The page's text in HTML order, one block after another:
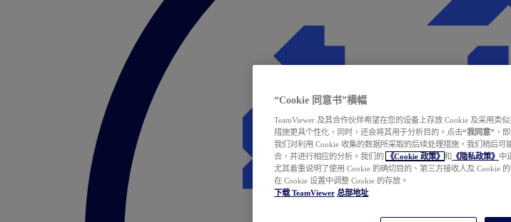
“Cookie 同意书”横幅
TeamViewer 及其合作伙伴希望在您的设备上存放 Cookie 及采用类
措施更具个性化，同时，还会将其用于分析目的。点击“我同意” ，
我们对利用 Cookie 收集的数据所采取的后续处理措施，我们稍后
合，并进行相应的分析。我们的
《Cookie 政策》 和 《隐私政策》 中
尤其着重说明了使用 Cookie 的确切目的、第三方接收人及 Cookie
在 Cookie 设置中调整 Cookie 的存放。
下载 TeamViewer 总部地址